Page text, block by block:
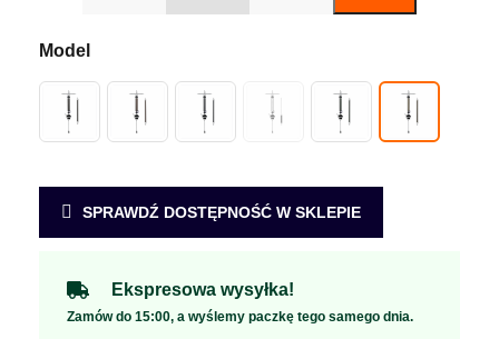
SPRAWDŹ DOSTĘPNOŚĆ W SKLEPIE
Ekspresowa wysyłka!
Zamów do 15:00, a wyślemy paczkę tego samego dnia.